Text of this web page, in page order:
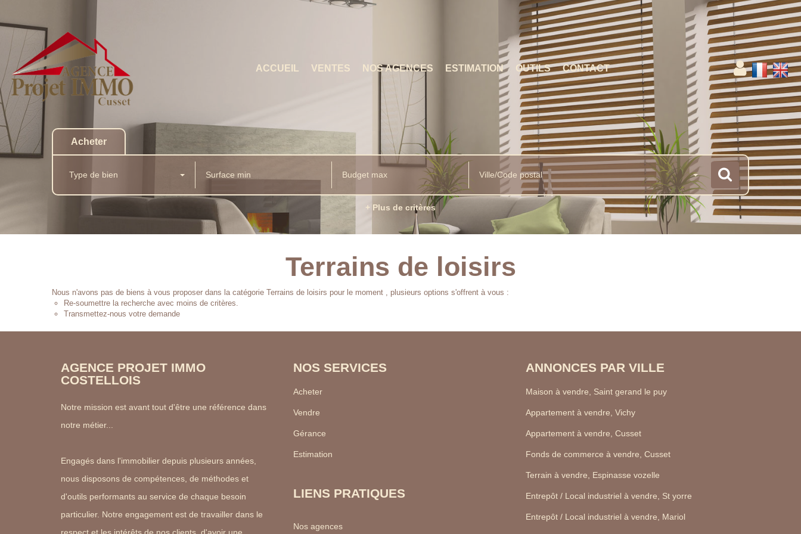
ACCUEIL VENTES NOS AGENCES ESTIMATION OUTILS CONTACT
Acheter
Type de bien Ville/Code postal
+ Plus de critères
Terrains de loisirs
Nous n'avons pas de biens à vous proposer dans la catégorie Terrains de loisirs pour le moment , plusieurs options s'offrent à vous :
Re-soumettre la recherche avec moins de critères.
Transmettez-nous votre demande
AGENCE PROJET IMMO
COSTELLOIS
Notre mission est avant tout d'être une référence dans
notre métier...
Engagés dans l'immobilier depuis plusieurs années,
nous disposons de compétences, de méthodes et
d'outils performants au service de chaque besoin
particulier. Notre engagement est de travailler dans le
NOS SERVICES
Acheter
Vendre
Gérance
Estimation
LIENS PRATIQUES
Nos agences
ANNONCES PAR VILLE
Maison à vendre, Saint gerand le puy
Appartement à vendre, Vichy
Appartement à vendre, Cusset
Fonds de commerce à vendre, Cusset
Terrain à vendre, Espinasse vozelle
Entrepôt / Local industriel à vendre, St yorre
Entrepôt / Local industriel à vendre, Mariol